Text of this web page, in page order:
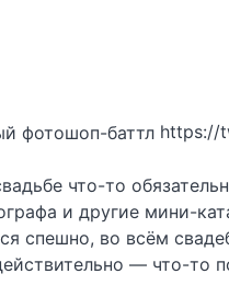
https://
что-то
и другие мини-
спешно, во всём
— что-то